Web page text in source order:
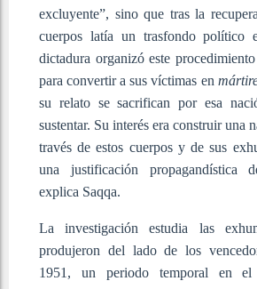
excluyente”, sino que tras la
cuerpos latía un trasfondo político
dictadura organizó este
para convertir a sus víctimas en
su relato se sacrifican por esa
sustentar. Su interés era construir una
través de estos cuerpos y de sus
una justificación propagandística
explica Saqqa.
La investigación estudia las
produjeron del lado de los
1951, un periodo temporal en